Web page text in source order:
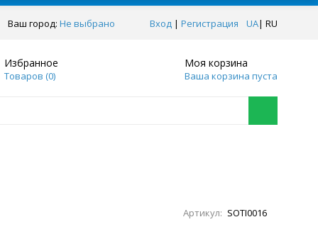
Ваш город: Не выбрано Вход | Регистрация UA| RU
Избранное
Товаров (0)
Моя корзина
Ваша корзина пуста
Артикул: SOTI0016